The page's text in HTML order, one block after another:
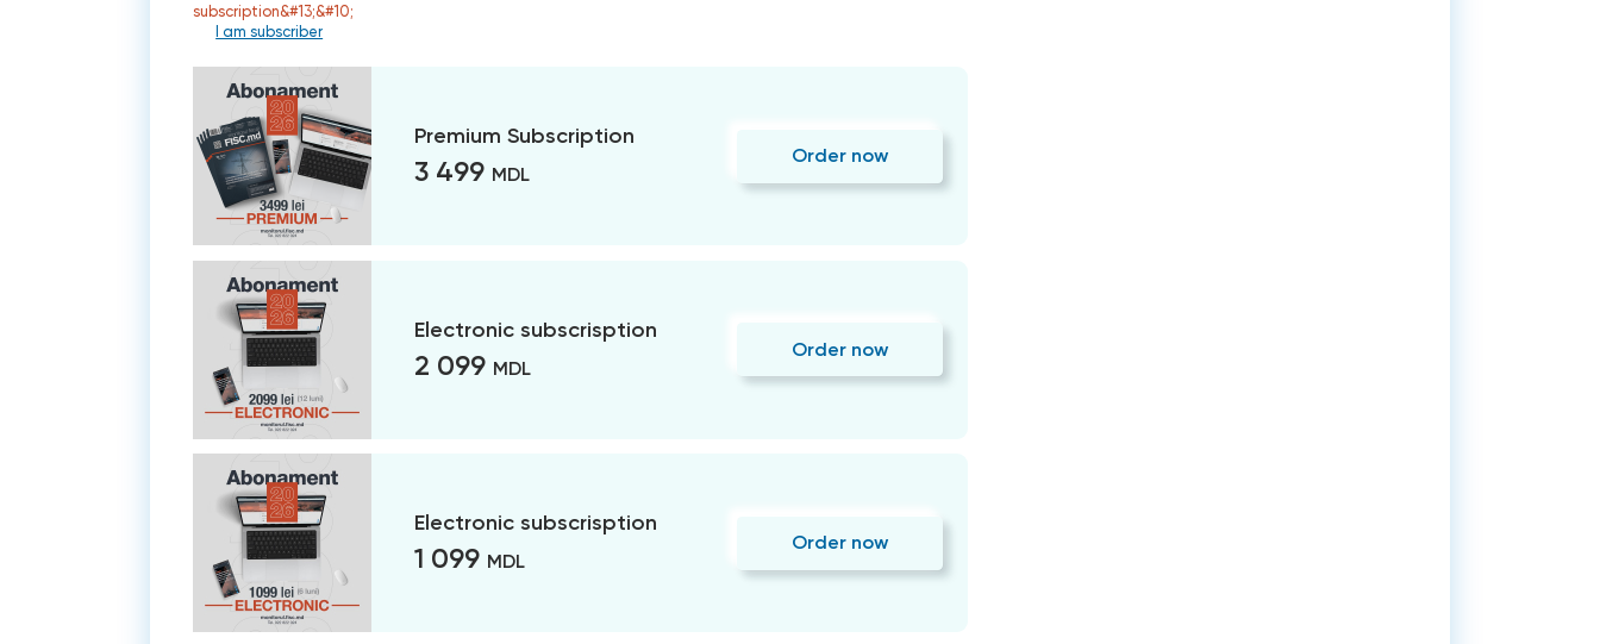
subscription&#13;&#10;
I am subscriber
Premium Subscription
3 499 MDL
Order now
Electronic subscrisption
2 099 MDL
Order now
Electronic subscrisption
1 099 MDL
Order now